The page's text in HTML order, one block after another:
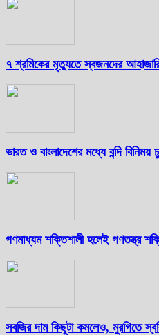
৭ শ্রমিকের মৃত্যুতে স্বজনদের
ভারত ও বাংলাদেশের মধ্যে বন্দি
গণমাধ্যম শক্তিশালী হলেই গণতন্ত্র
সবজির দাম কিছুটা কমলেও, মুরগিতে